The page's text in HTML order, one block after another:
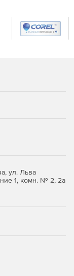
поиске.
охватывающим
легко
в различных
ул. Льва
1, комн. № 2, 2а